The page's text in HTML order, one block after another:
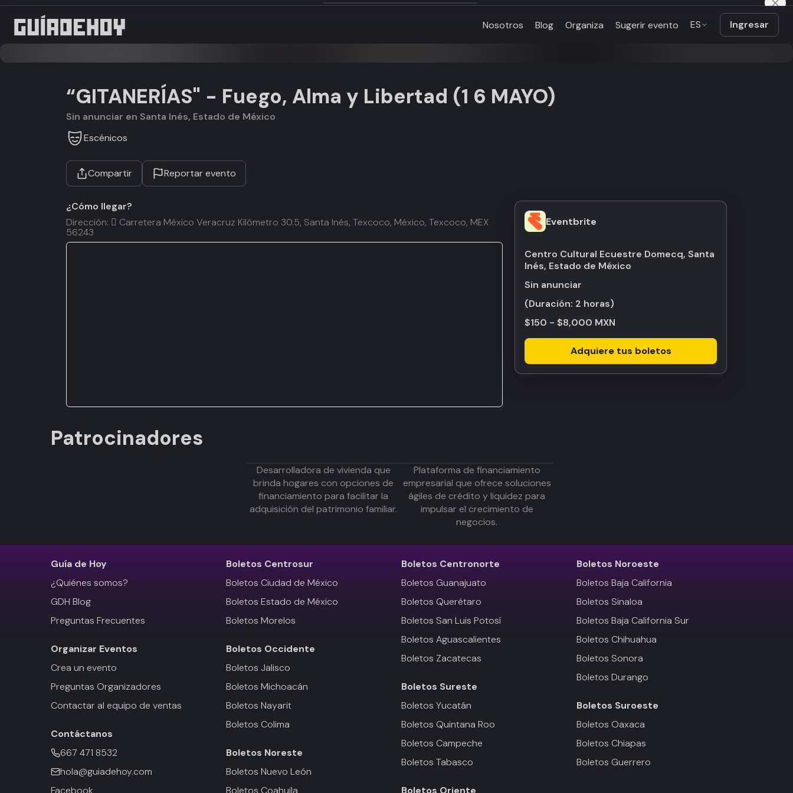
Nosotros Blog Organiza Sugerir evento ES Ingresar
“GITANERÍAS" - Fuego, Alma y Libertad (1 6 MAYO)
Sin anunciar en Santa Inés, Estado de México
Escénicos
Compartir Reportar evento
Eventbrite
Centro Cultural Ecuestre Domecq, Santa
Inés, Estado de México
Sin anunciar
(Duración: 2 horas)
$150 - $8,000 MXN
Adquiere tus boletos
¿Cómo llegar?
Dirección:  Carretera México Veracruz Kilómetro 30.5, Santa Inés, Texcoco, México, Texcoco, MEX
56243
Patrocinadores
Desarrolladora de vivienda que
brinda hogares con opciones de
financiamiento para facilitar la
adquisición del patrimonio familiar.
Plataforma de financiamiento
empresarial que ofrece soluciones
ágiles de crédito y liquidez para
impulsar el crecimiento de
negocios.
Guía de Hoy
¿Quiénes somos?
GDH Blog
Preguntas Frecuentes
Organizar Eventos
Crea un evento
Preguntas Organizadores
Contactar al equipo de ventas
Contáctanos
667 471 8532
hola@guiadehoy.com
Facebook
Boletos Centrosur
Boletos Ciudad de México
Boletos Estado de México
Boletos Morelos
Boletos Occidente
Boletos Jalisco
Boletos Michoacán
Boletos Nayarit
Boletos Colima
Boletos Noreste
Boletos Nuevo León
Boletos Coahuila
Boletos Centronorte
Boletos Guanajuato
Boletos Querétaro
Boletos San Luis Potosí
Boletos Aguascalientes
Boletos Zacatecas
Boletos Sureste
Boletos Yucatán
Boletos Quintana Roo
Boletos Campeche
Boletos Tabasco
Boletos Oriente
Boletos Noroeste
Boletos Baja California
Boletos Sinaloa
Boletos Baja California Sur
Boletos Chihuahua
Boletos Sonora
Boletos Durango
Boletos Suroeste
Boletos Oaxaca
Boletos Chiapas
Boletos Guerrero